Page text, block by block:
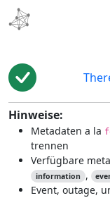
Hinweise:
Metadaten a la
trennen
Verfügbare
information ,
Event, outage,